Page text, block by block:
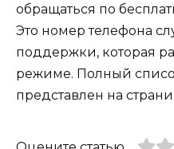
обращаться по
Это номер телефона
поддержки, которая
режиме. Полный
представлен на